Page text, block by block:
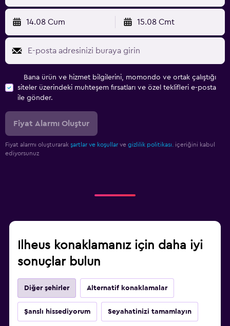
14.08 Cum 15.08 Cmt
Bana ürün ve hizmet bilgilerini, momondo ve ortak çalıştığı
siteler üzerindeki muhteşem fırsatları ve özel teklifleri e-posta
ile gönder.
Fiyat Alarmı Oluştur
Fiyat alarmı oluşturarak şartlar ve koşullar ve gizlilik politikası.
içeriğini kabul
ediyorsunuz
Ilheus konaklamanız için daha iyi
sonuçlar bulun
Diğer şehirler Alternatif konaklamalar
Şanslı hissediyorum Seyahatinizi tamamlayın